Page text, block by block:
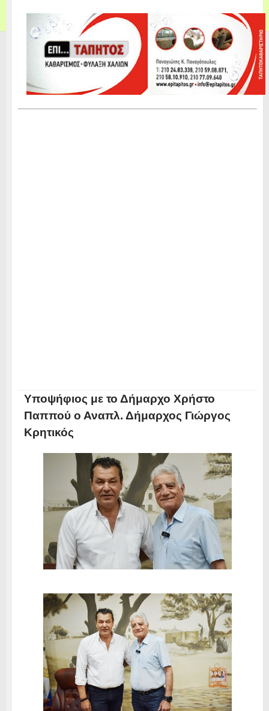
Υποψήφιος με το Δήμαρχο Χρήστο
Παππού ο Αναπλ. Δήμαρχος Γιώργος
Κρητικός